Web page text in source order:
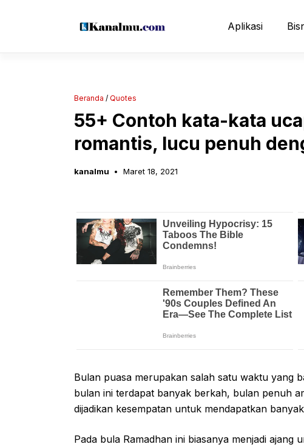
Aplikasi
Beranda / Quotes
55+ Contoh kata-kata
romantis, lucu penuh
kanalmu Maret 18, 2021
Bulan puasa merupakan salah satu waktu yang
bulan ini terdapat banyak berkah, bulan penuh
dijadikan kesempatan untuk mendapatkan
Pada bula Ramadhan ini biasanya menjadi